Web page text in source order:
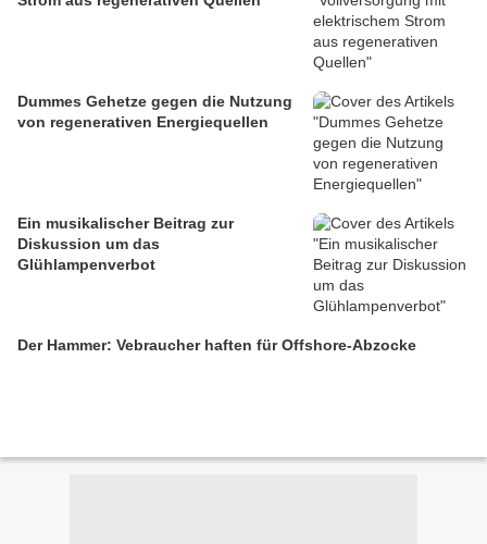
Dummes Gehetze gegen die Nutzung
von regenerativen Energiequellen
Ein musikalischer Beitrag zur
Diskussion um das
Glühlampenverbot
Der Hammer: Vebraucher haften für Offshore-Abzocke